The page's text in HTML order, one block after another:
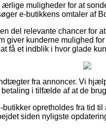
muligheder for at
e-butikkens omtaler af
del relevante chancer for
giver kunderne mulighed
få et indblik i hvor glade
fra annoncer. Vi
i tilfælde af at de
opretholdes fra tid
siden nyligste